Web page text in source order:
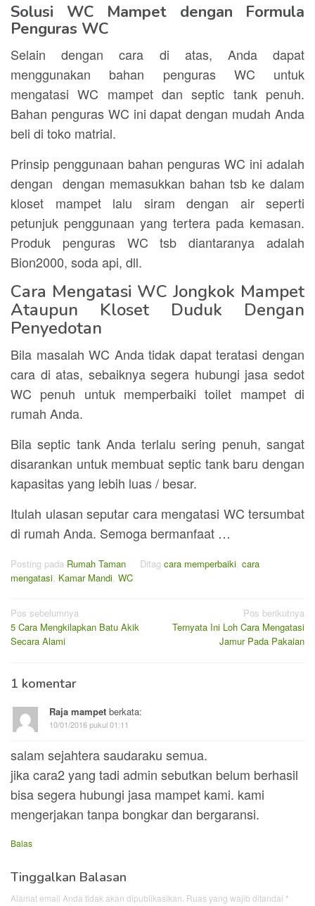
Solusi WC Mampet dengan Formula
Penguras WC
Selain dengan cara di atas, Anda dapat
menggunakan bahan penguras WC untuk
mengatasi WC mampet dan septic tank penuh.
Bahan penguras WC ini dapat dengan mudah Anda
beli di toko matrial.
Prinsip penggunaan bahan penguras WC ini adalah
dengan dengan memasukkan bahan tsb ke dalam
kloset mampet lalu siram dengan air seperti
petunjuk penggunaan yang tertera pada kemasan.
Produk penguras WC tsb diantaranya adalah
Bion2000, soda api, dll.
Cara Mengatasi WC Jongkok Mampet
Ataupun Kloset Duduk Dengan
Penyedotan
Bila masalah WC Anda tidak dapat teratasi dengan
cara di atas, sebaiknya segera hubungi jasa sedot
WC penuh untuk memperbaiki toilet mampet di
rumah Anda.
Bila septic tank Anda terlalu sering penuh, sangat
disarankan untuk membuat septic tank baru dengan
kapasitas yang lebih luas / besar.
Itulah ulasan seputar cara mengatasi WC tersumbat
di rumah Anda. Semoga bermanfaat …
Posting pada Rumah Taman Ditag cara memperbaiki cara
mengatasi Kamar Mandi WC
Navigasi
pos
Pos sebelumnya
5 Cara Mengkilapkan Batu Akik
Secara Alami
Pos berikutnya
Ternyata Ini Loh Cara Mengatasi
Jamur Pada Pakaian
1 komentar
Raja mampet berkata:
10/01/2016 pukul 01:11
salam sejahtera saudaraku semua.
jika cara2 yang tadi admin sebutkan belum berhasil
bisa segera hubungi jasa mampet kami. kami
mengerjakan tanpa bongkar dan bergaransi.
Balas
Tinggalkan Balasan
Alamat email Anda tidak akan dipublikasikan. Ruas yang wajib ditandai *